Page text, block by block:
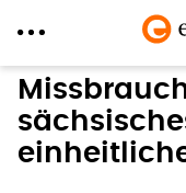
Direkt
zum
Inhalt